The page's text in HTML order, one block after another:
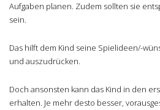
Aufgaben planen. Zudem sollten sie
sein.
Das hilft dem Kind seine Spielideen/-
und auszudrücken.
Doch ansonsten kann das Kind in den
erhalten. Je mehr desto besser,